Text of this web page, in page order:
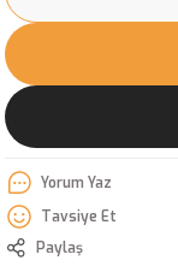
Yorum Yaz
Tavsiye Et
Paylaş